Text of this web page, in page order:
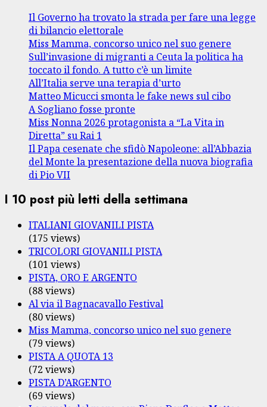
Il Governo ha trovato la strada per fare una legge
di bilancio elettorale
Miss Mamma, concorso unico nel suo genere
Sull’invasione di migranti a Ceuta la politica ha
toccato il fondo. A tutto c’è un limite
All’Italia serve una terapia d’urto
Matteo Micucci smonta le fake news sul cibo
A Sogliano fosse pronte
Miss Nonna 2026 protagonista a “La Vita in
Diretta” su Rai 1
Il Papa cesenate che sfidò Napoleone: all’Abbazia
del Monte la presentazione della nuova biografia
di Pio VII
I 10 post più letti della settimana
ITALIANI GIOVANILI PISTA
(175 views)
TRICOLORI GIOVANILI PISTA
(101 views)
PISTA, ORO E ARGENTO
(88 views)
Al via il Bagnacavallo Festival
(80 views)
Miss Mamma, concorso unico nel suo genere
(79 views)
PISTA A QUOTA 13
(72 views)
PISTA D’ARGENTO
(69 views)